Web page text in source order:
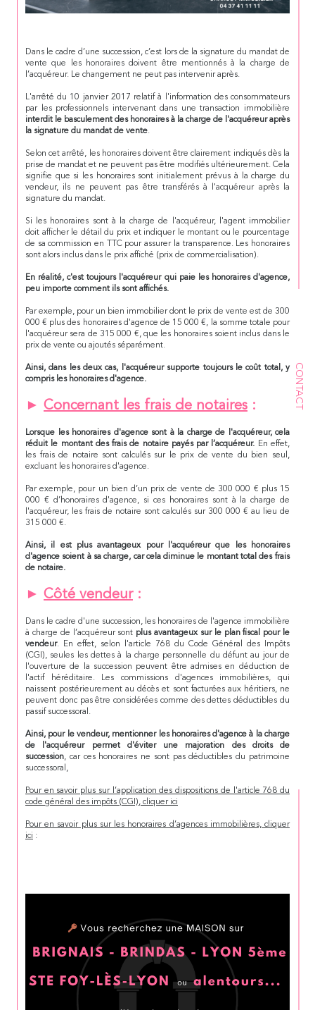
CONTACT
Dans le cadre d’une succession, c’est lors de la signature du mandat de
vente que les honoraires doivent être mentionnés à la charge de
l’acquéreur. Le changement ne peut pas intervenir après.
L'arrêté du 10 janvier 2017 relatif à l'information des consommateurs
par les professionnels intervenant dans une transaction immobilière
interdit le basculement des honoraires à la charge de l'acquéreur après
la signature du mandat de vente.
Selon cet arrêté, les honoraires doivent être clairement indiqués dès la
prise de mandat et ne peuvent pas être modifiés ultérieurement. Cela
signifie que si les honoraires sont initialement prévus à la charge du
vendeur, ils ne peuvent pas être transférés à l'acquéreur après la
signature du mandat.
Si les honoraires sont à la charge de l'acquéreur, l'agent immobilier
doit afficher le détail du prix et indiquer le montant ou le pourcentage
de sa commission en TTC pour assurer la transparence. Les honoraires
sont alors inclus dans le prix affiché (prix de commercialisation).
En réalité, c'est toujours l'acquéreur qui paie les honoraires d'agence,
peu importe comment ils sont affichés.
Par exemple, pour un bien immobilier dont le prix de vente est de 300
000 € plus des honoraires d'agence de 15 000 €, la somme totale pour
l'acquéreur sera de 315 000 €, que les honoraires soient inclus dans le
prix de vente ou ajoutés séparément.
Ainsi, dans les deux cas, l'acquéreur supporte toujours le coût total, y
compris les honorairesd'agence.
► Concernant les frais de notaires :
Lorsque les honorairesd'agence sont à la charge de l'acquéreur, cela
réduit le montant desfraisde notaire payés par l’acquéreur. En effet,
les frais de notaire sont calculés sur le prix de vente du bien seul,
excluant les honoraires d'agence.
Par exemple, pour un bien d’un prix de vente de 300 000 € plus 15
000 € d’honoraires d'agence, si ces honoraires sont à la charge de
l'acquéreur, les frais de notaire sont calculés sur 300 000 € au lieu de
315 000 €.
Ainsi, il est plus avantageux pour l'acquéreur que les
honoraires
d'agence soient à sa charge, car cela diminue le montant total des frais
de notaire.
► Côté vendeur:
Dans le cadre d'une succession, les honoraires de l'agence immobilière
à charge de l’acquéreur sont plus avantageux sur le plan fiscal pour le
vendeur. En effet, selon l'article 768 du Code Général des Impôts
(CGI), seules les dettes à la charge personnelle du défunt au jour de
l'ouverture de la succession peuvent être admises en déduction de
l'actif héréditaire. Les commissions d'agences immobilières, qui
naissent postérieurement au décès et sont facturées aux héritiers, ne
peuvent donc pas être considérées comme des dettes déductibles du
passif successoral.
Ainsi, pour le vendeur, mentionner les honoraires d'agence à la charge
de l'acquéreur permet d'éviter une majoration des droits de
succession, car ces honoraires ne sont pas déductibles du patrimoine
successoral,
Pour en savoir plus sur l’application des dispositions de l'article 768 du
code général des impôts (CGI), cliquer ici
Pour en savoir plus sur les honoraires d’agences immobilières, cliquer
ici :